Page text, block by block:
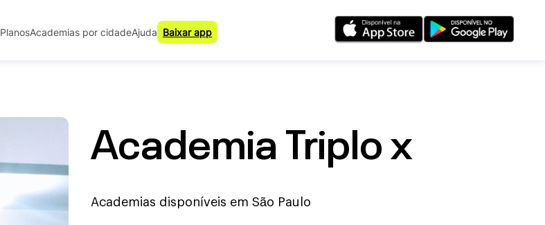
PlanosAcademias por cidadeAjuda Baixar app
Academia Triplo x
Academias disponíveis em São Paulo